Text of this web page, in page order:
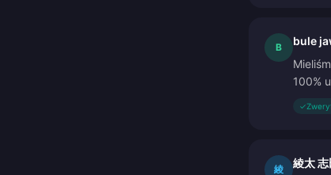
B bule
100%
✓
綾 綾太 志